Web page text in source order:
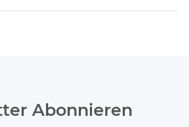
Abonnieren